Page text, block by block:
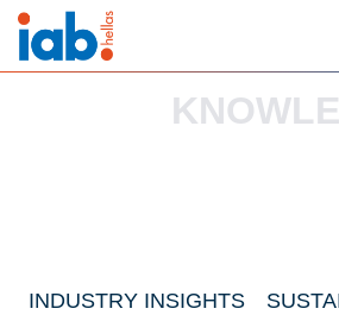
INDUSTRY INSIGHTS